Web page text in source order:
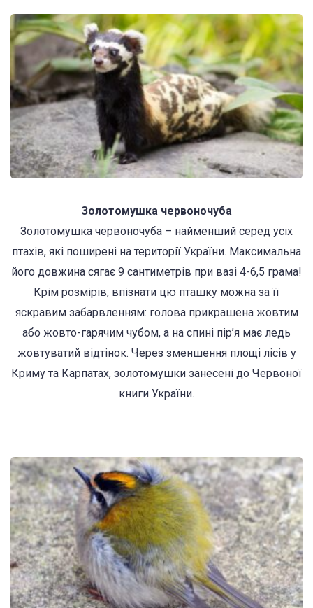
Золотомушка червоночуба
Золотомушка червоночуба – найменший серед усіх
птахів, які поширені на території України. Максимальна
його довжина сягає 9 сантиметрів при вазі 4-6,5 грама!
Крім розмірів, впізнати цю пташку можна за її
яскравим забарвленням: голова прикрашена жовтим
або жовто-гарячим чубом, а на спині пір’я має ледь
жовтуватий відтінок. Через зменшення площі лісів у
Криму та Карпатах, золотомушки занесені до Червоної
книги України.